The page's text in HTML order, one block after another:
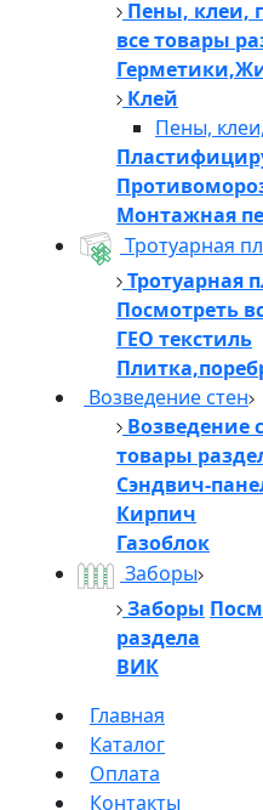
Пены, клеи,
все товары
Клей
Пены,
Монтажная
Тротуарная
Тротуарная
Посмотреть
ГЕО текстиль
Возведение стен
Возведение
товары
Сэндвич-
Кирпич
Газоблок
Заборы
Заборы
раздела
ВИК
Главная
Каталог
Оплата
Контакты